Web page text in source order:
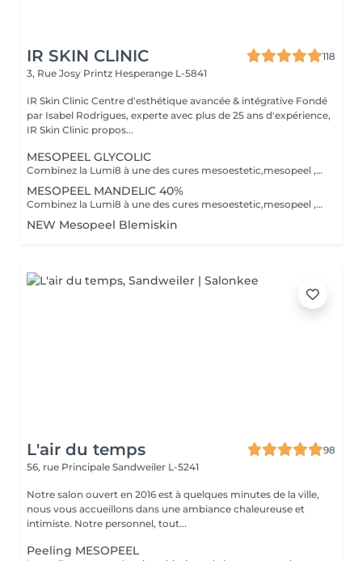
IR SKIN CLINIC
118
3, Rue Josy Printz Hesperange L-5841
IR Skin Clinic Centre d'esthétique avancée & intégrative Fondé
par Isabel Rodrigues, experte avec plus de 25 ans d'expérience,
IR Skin Clinic propos...
MESOPEEL GLYCOLIC
Combinez la Lumi8 à une des cures mesoestetic,mesopeel , mesoéclat... afin d'obtenir un résultat spectaculaire et durable. Recommandé pour l'anti-aging , les peaux acnéique , affaissées , les rides . les cicatrices et les autres imperfections de la peau. Bienvenue dans une nouvelle ère dans les soins du visage et du corps . Résultat spectaculaires , efficaces , durables et scientifiquement avérés, visible dès la première séance. Traitement indolore et non invasif Comme entretien ou prévention La réalisation d'un peeling, plusieurs fois par an, aide à maintenir un aspect sain et à améliorer la texture de la peau, en agissant préventivement contre le vieillissement.mesopeel® est la gamme la plus avancée de peelings chimiques spécifiquement conçue pour les professionnels nécessitant des produits sûrs, efficaces, faciles à utiliser et contrôlables. mesopeel® permet de traiter les hyperpigmentations, les manifestations de chaque phase du vieillissement et les esthétopathies telles que l'acné et ses séquelles, la couperose, la rosacée, les vergetures et d'autres imperfections.
MESOPEEL MANDELIC 40%
Combinez la Lumi8 à une des cures mesoestetic,mesopeel , mesoéclat... afin d'obtenir un résultat spectaculaire et durable. Recommandé pour l'anti-aging , les peaux acnéique , affaissées , les rides . les cicatrices et les autres imperfections de la peau. Bienvenue dans une nouvelle ère dans les soins du visage et du corps . Résultat spectaculaires , efficaces , durables et scientifiquement avérés, visible dès la première séance. Traitement indolore et non invasif Le micro-needling est un traitement qui utilise de minuscules aiguilles pour provoquer des minuscules perforations dans la peau. Ces petits points de contact encouragent le corps à créer une guérison curative ainsi qu'a resserrer, soulever et rajeunir la peau. Au fur et a mesure que votre peau se répare, la production de collagène et d'élastine se déclenche pour donner un effet repeuplant et raffermissant presque immédiat. Il peut également s'attaquer à d'autres problèmes de lésions cutanées tels que les cicatrices , les marques foncées, des dommages causés par le soleil et le vieillissement.mesopeel® est la gamme la plus avancée de peelings chimiques spécifiquement conçue pour les professionnels nécessitant des produits sûrs, efficaces, faciles à utiliser et contrôlables. mesopeel® permet de traiter les hyperpigmentations, les manifestations de chaque phase du vieillissement et les esthétopathies telles que l'acné et ses séquelles, la couperose, la rosacée, les vergetures et d'autres imperfections.
NEW Mesopeel Blemiskin
L'air du temps
98
56, rue Principale Sandweiler L-5241
Notre salon ouvert en 2016 est à quelques minutes de la ville,
nous vous accueillons dans une ambiance chaleureuse et
intimiste. Notre personnel, tout...
Peeling MESOPEEL